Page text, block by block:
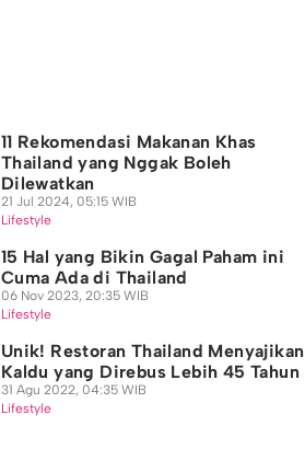
11 Rekomendasi Makanan Khas
Thailand yang Nggak Boleh
Dilewatkan
21 Jul 2024, 05:15 WIB
Lifestyle
15 Hal yang Bikin Gagal Paham ini
Cuma Ada di Thailand
06 Nov 2023, 20:35 WIB
Lifestyle
Unik! Restoran Thailand Menyajikan
Kaldu yang Direbus Lebih 45 Tahun
31 Agu 2022, 04:35 WIB
Lifestyle